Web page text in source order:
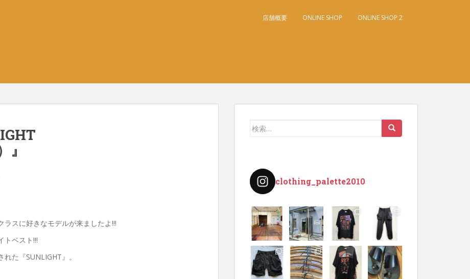
店舗概要 ONLINE SHOP ONLINE SHOP 2
スに好きなモデルが来ましたよ!!!
トベスト!!!
た『SUNLIGHT』。
検
clothing_palette2010